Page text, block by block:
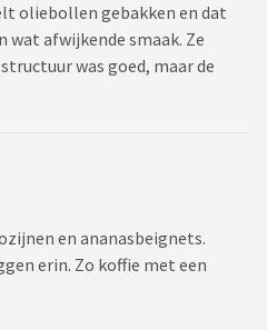
oliebollen gebakken en dat
wat afwijkende smaak. Ze
was goed, maar de
en ananasbeignets.
erin. Zo koffie met een